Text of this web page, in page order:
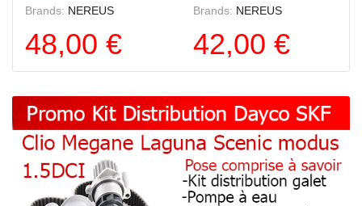
Brands: NEREUS
48,00 €
Brands: NEREUS
42,00 €